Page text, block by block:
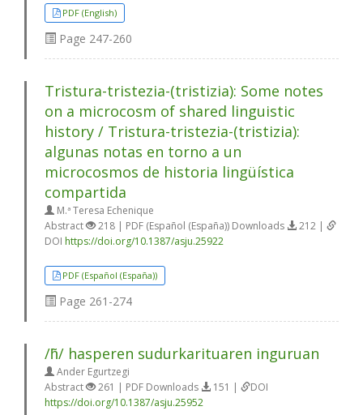
PDF (English)
Page 247-260
Tristura-tristezia-(tristizia): Some notes
on a microcosm of shared linguistic
history / Tristura-tristezia-(tristizia):
algunas notas en torno a un
microcosmos de historia lingüística
compartida
M.ª Teresa Echenique
Abstract
218 | PDF (Español (España)) Downloads
212 |
DOI https://doi.org/10.1387/asju.25922
PDF (Español (España))
Page 261-274
/h̃/ hasperen sudurkarituaren inguruan
Ander Egurtzegi
Abstract
261 | PDF Downloads 151 |
DOI
https://doi.org/10.1387/asju.25952